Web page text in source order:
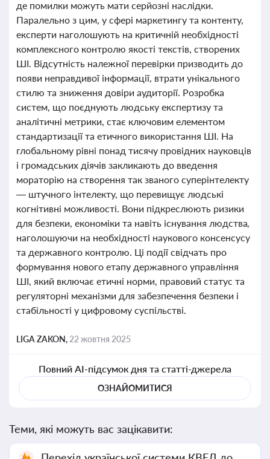
де помилки можуть мати серйозні наслідки.
Паралельно з цим, у сфері маркетингу та контенту,
експерти наголошують на критичній необхідності
комплексного контролю якості текстів, створених
ШІ. Відсутність належної перевірки призводить до
появи неправдивої інформації, втрати унікального
стилю та зниження довіри аудиторії. Розробка
систем, що поєднують людську експертизу та
аналітичні метрики, стає ключовим елементом
стандартизації та етичного використання ШІ. На
глобальному рівні понад тисячу провідних науковців
і громадських діячів закликають до введення
мораторію на створення так званого суперінтелекту
— штучного інтелекту, що перевищує людські
когнітивні можливості. Вони підкреслюють ризики
для безпеки, економіки та навіть існування людства,
наголошуючи на необхідності наукового консенсусу
та державного контролю. Ці події свідчать про
формування нового етапу державного управління
ШІ, який включає етичні норми, правовий статус та
регуляторні механізми для забезпечення безпеки і
стабільності у цифровому суспільстві.
LIGA ZAKON, 22 жовтня 2025
Повний AI-підсумок дня та статті-джерела
ОЗНАЙОМИТИСЯ
Теми, які можуть вас зацікавити: